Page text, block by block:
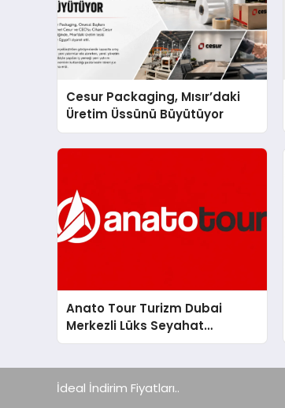
Cesur Packaging, Mısır’daki
Üretim Üssünü Büyütüyor
Anato Tour Turizm Dubai
Merkezli Lüks Seyahat
Hizmetleriyle Küresel
İdeal İndirim Fiyatları..